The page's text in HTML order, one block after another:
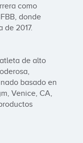
como
donde
de 2017.
de alto
basado en
Venice, CA,